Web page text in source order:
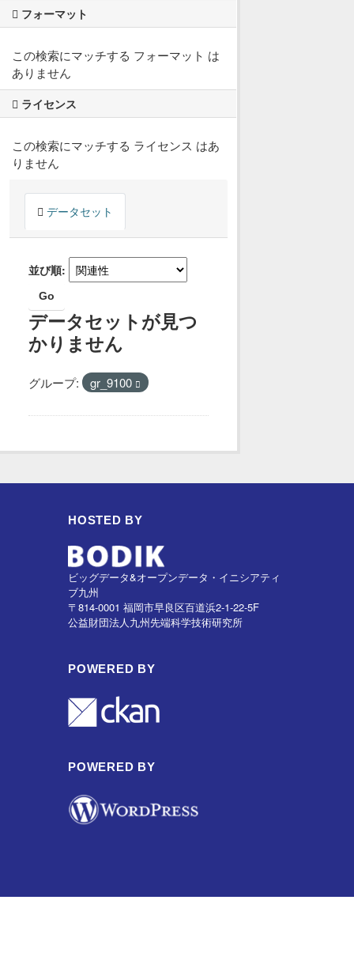
フォーマット
この検索にマッチする フォーマット は
ありません
ライセンス
この検索にマッチする ライセンス はあ
りません
データセット
並び順
Go
データセットが見つ
かりません
グループ: gr_9100
HOSTED BY
ビッグデータ&オープンデータ・イニシアティ
ブ九州
〒814-0001 福岡市早良区百道浜2-1-22-5F
公益財団法人九州先端科学技術研究所
POWERED BY
POWERED BY